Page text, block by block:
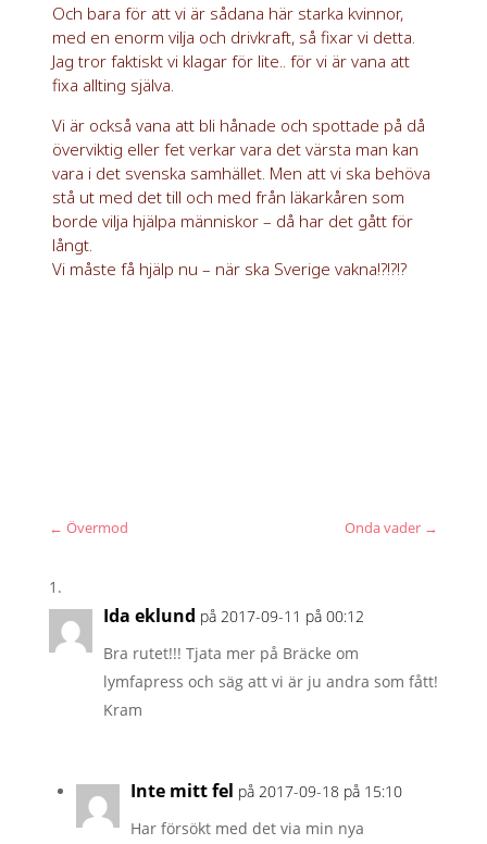
Och bara för att vi är sådana här starka kvinnor,
med en enorm vilja och drivkraft, så fixar vi detta.
Jag tror faktiskt vi klagar för lite.. för vi är vana att
fixa allting själva.
Vi är också vana att bli hånade och spottade på då
överviktig eller fet verkar vara det värsta man kan
vara i det svenska samhället. Men att vi ska behöva
stå ut med det till och med från läkarkåren som
borde vilja hjälpa människor – då har det gått för
långt.
Vi måste få hjälp nu – när ska Sverige vakna!?!?!?
← Övermod Onda vader →
Ida eklund på 2017-09-11 på 00:12
Bra rutet!!! Tjata mer på Bräcke om
lymfapress och säg att vi är ju andra som fått!
Kram
Inte mitt fel på 2017-09-18 på 15:10
Har försökt med det via min nya